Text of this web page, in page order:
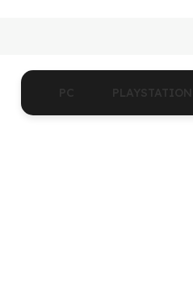
PC PLAYSTATION